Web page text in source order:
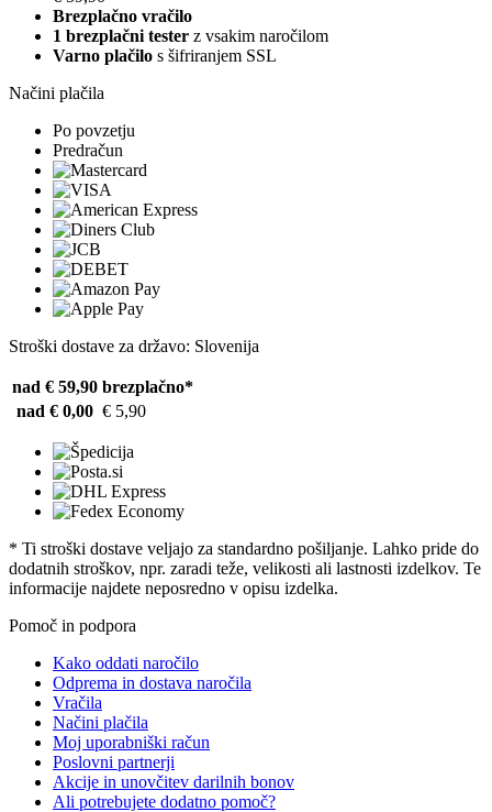
Brezplačno vračilo
1 brezplačni tester z vsakim naročilom
Varno plačilo s šifriranjem SSL
Načini plačila
Po povzetju
Predračun
Stroški dostave za državo: Slovenija
nad € 59,90 brezplačno*
nad € 0,00 € 5,90
* Ti stroški dostave veljajo za standardno pošiljanje. Lahko pride do
dodatnih stroškov, npr. zaradi teže, velikosti ali lastnosti izdelkov. Te
informacije najdete neposredno v opisu izdelka.
Pomoč in podpora
Kako oddati naročilo
Odprema in dostava naročila
Vračila
Načini plačila
Moj uporabniški račun
Poslovni partnerji
Akcije in unovčitev darilnih bonov
Ali potrebujete dodatno pomoč?